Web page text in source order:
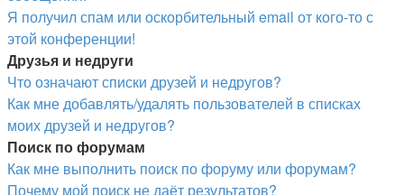
Я получил спам или оскорбительный email от кого-то с
этой конференции!
Друзья и недруги
Что означают списки друзей и недругов?
Как мне добавлять/удалять пользователей в списках
моих друзей и недругов?
Поиск по форумам
Как мне выполнить поиск по форуму или форумам?
Почему мой поиск не даёт результатов?